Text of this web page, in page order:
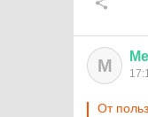
М
От